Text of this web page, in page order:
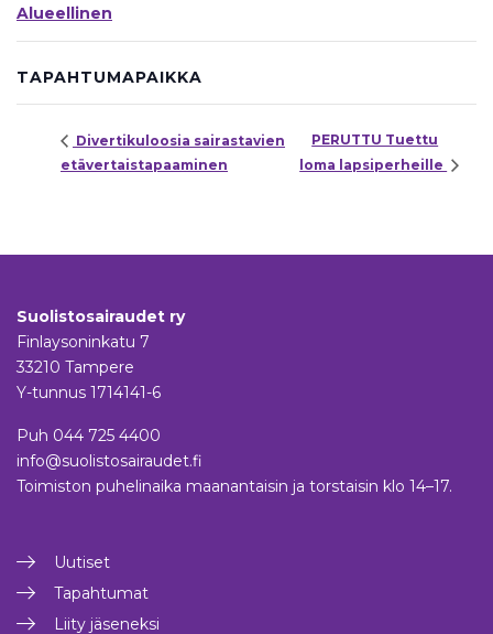
Alueellinen
TAPAHTUMAPAIKKA
Divertikuloosia sairastavien
etävertaistapaaminen
PERUTTU Tuettu
loma lapsiperheille
Suolistosairaudet ry
Finlaysoninkatu 7
33210 Tampere
Y-tunnus 1714141-6
Puh 044 725 4400
info@suolistosairaudet.fi
Toimiston puhelinaika maanantaisin ja torstaisin klo 14–17.
Uutiset
Tapahtumat
Liity jäseneksi